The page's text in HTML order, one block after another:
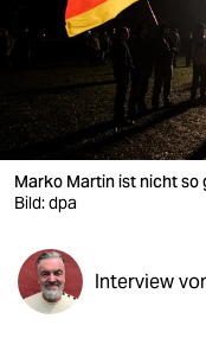
wahrheit
verlag
verlag
veranstaltungen
fragen & hilfe
unterstützen
Marko Martin ist nicht so
Bild: dpa
Interview